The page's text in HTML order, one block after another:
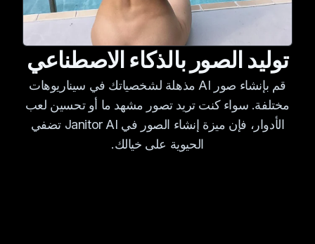
توليد الصور بالذكاء الاصطناعي
قم بإنشاء صور AI مذهلة لشخصياتك في سيناريوهات
مختلفة. سواء كنت تريد تصور مشهد ما أو تحسين لعب
الأدوار، فإن ميزة إنشاء الصور في Janitor AI تضفي
الحيوية على خيالك.